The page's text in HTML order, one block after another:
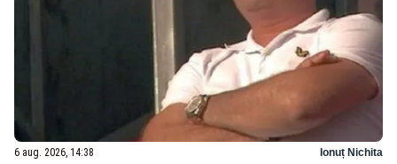
6 aug. 2026, 14:38 Ionuț Nichita